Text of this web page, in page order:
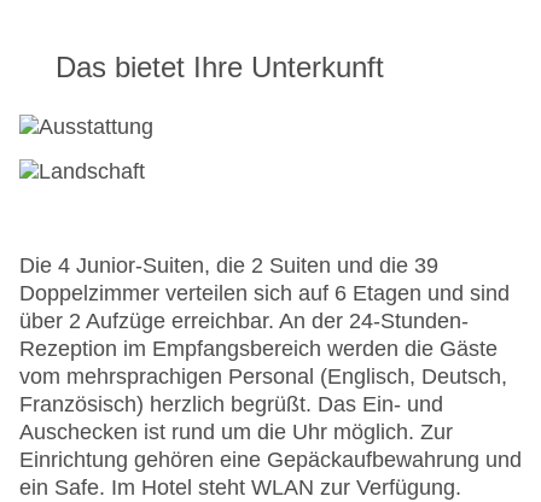
Das bietet Ihre Unterkunft
Die 4 Junior-Suiten, die 2 Suiten und die 39
Doppelzimmer verteilen sich auf 6 Etagen und sind
über 2 Aufzüge erreichbar. An der 24-Stunden-
Rezeption im Empfangsbereich werden die Gäste
vom mehrsprachigen Personal (Englisch, Deutsch,
Französisch) herzlich begrüßt. Das Ein- und
Auschecken ist rund um die Uhr möglich. Zur
Einrichtung gehören eine Gepäckaufbewahrung und
ein Safe. Im Hotel steht WLAN zur Verfügung.